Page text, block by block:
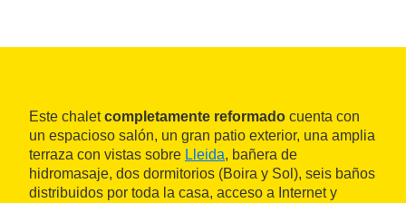
Este chaletcompletamente reformado cuenta con
un espacioso salón, un gran patio exterior, una amplia
terraza con vistas sobre Lleida, bañera de
hidromasaje, dos dormitorios (Boira y Sol), seis baños
distribuidos por toda la casa, acceso a Internet y